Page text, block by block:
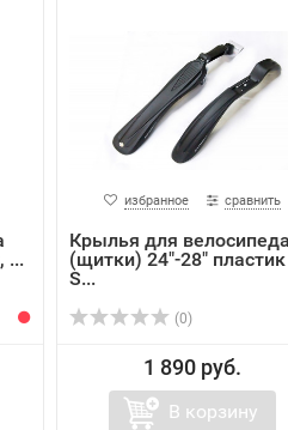
...
избранное сравнить
Крылья для
(щитки) 24"-28" пластик
S...
(0)
1 890 руб.
В корзину